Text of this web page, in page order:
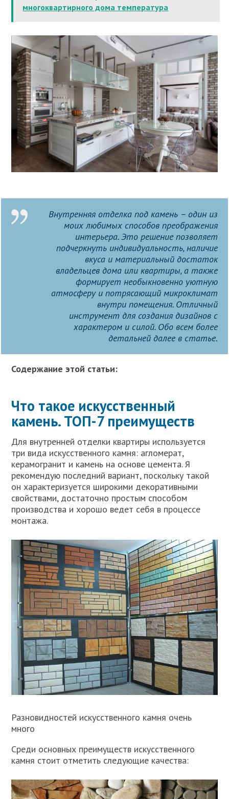
многоквартирного дома температура
Внутренняя отделка под камень – один из
моих любимых способов преображения
интерьера. Это решение позволяет
подчеркнуть индивидуальность, наличие
вкуса и материальный достаток
владельцев дома или квартиры, а также
формирует необыкновенно уютную
атмосферу и потрясающий микроклимат
внутри помещения. Отличный
инструмент для создания дизайнов с
характером и силой. Обо всем более
детальней далее в статье.
Содержание этой статьи:
Что такое искусственный
камень. ТОП-7 преимуществ
Для внутренней отделки квартиры используется
три вида искусственного камня: агломерат,
керамогранит и камень на основе цемента. Я
рекомендую последний вариант, поскольку такой
он характеризуется широкими декоративными
свойствами, достаточно простым способом
производства и хорошо ведет себя в процессе
монтажа.
Разновидностей искусственного камня очень
много
Среди основных преимуществ искусственного
камня стоит отметить следующие качества: